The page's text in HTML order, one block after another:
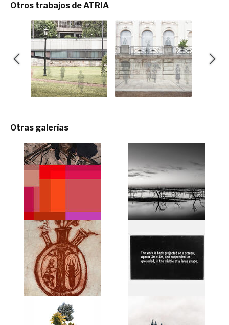
Otros trabajos de ATRIA
Otras galerías